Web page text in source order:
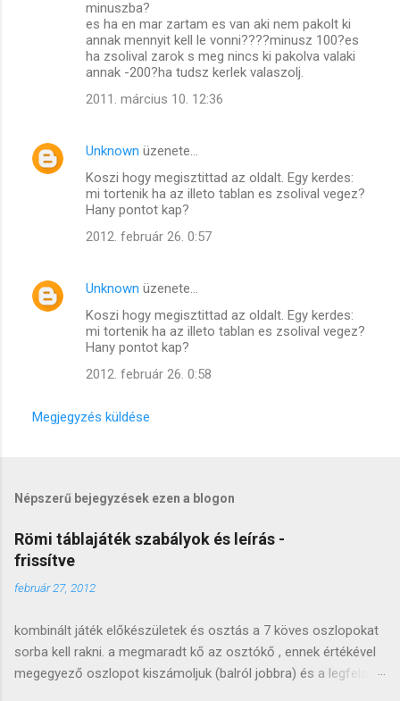
minuszba?
es ha en mar zartam es van aki nem pakolt ki
annak mennyit kell le vonni????minusz 100?es
ha zsolival zarok s meg nincs ki pakolva valaki
annak -200?ha tudsz kerlek valaszolj.
2011. március 10. 12:36
Unknown üzenete…
Koszi hogy megisztittad az oldalt. Egy kerdes:
mi tortenik ha az illeto tablan es zsolival vegez?
Hany pontot kap?
2012. február 26. 0:57
Unknown üzenete…
Koszi hogy megisztittad az oldalt. Egy kerdes:
mi tortenik ha az illeto tablan es zsolival vegez?
Hany pontot kap?
2012. február 26. 0:58
Megjegyzés küldése
Népszerű bejegyzések ezen a blogon
Römi táblajáték szabályok és leírás -
frissítve
február 27, 2012
kombinált játék előkészületek és osztás a 7 köves oszlopokat
sorba kell rakni. a megmaradt kő az osztókő , ennek értékével
megegyező oszlopot kiszámoljuk (balról jobbra) és a legfelső